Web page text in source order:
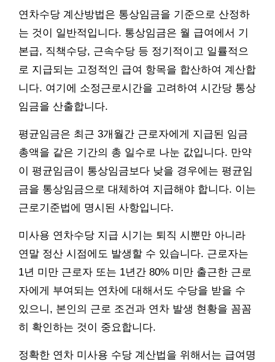
연차수당 계산방법은 통상임금을 기준으로 산정하
는 것이 일반적입니다. 통상임금은 월 급여에서 기
본급, 직책수당, 근속수당 등 정기적이고 일률적으
로 지급되는 고정적인 급여 항목을 합산하여 계산합
니다. 여기에 소정근로시간을 고려하여 시간당 통상
임금을 산출합니다.
평균임금은 최근 3개월간 근로자에게 지급된 임금
총액을 같은 기간의 총 일수로 나눈 값입니다. 만약
이 평균임금이 통상임금보다 낮을 경우에는 평균임
금을 통상임금으로 대체하여 지급해야 합니다. 이는
근로기준법에 명시된 사항입니다.
미사용 연차수당 지급 시기는 퇴직 시뿐만 아니라
연말 정산 시점에도 발생할 수 있습니다. 근로자는
1년 미만 근로자 또는 1년간 80% 미만 출근한 근로
자에게 부여되는 연차에 대해서도 수당을 받을 수
있으니, 본인의 근로 조건과 연차 발생 현황을 꼼꼼
히 확인하는 것이 중요합니다.
정확한 연차 미사용 수당 계산법을 위해서는 급여명